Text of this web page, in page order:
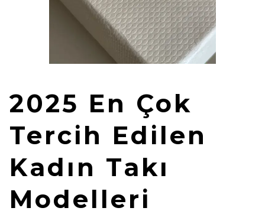
2025 En Çok
Tercih Edilen
Kadın Takı
Modelleri